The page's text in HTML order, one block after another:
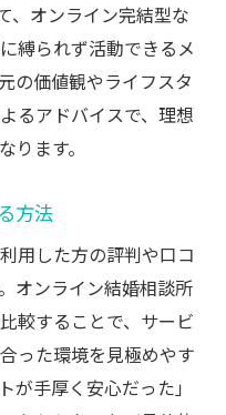
、オンライン完結型な
縛られず活動できるメ
の価値観やライフスタ
るアドバイスで、理想
ります。
方法
用した方の評判や口コ
オンライン結婚相談所
較することで、サービ
った環境を見極めやす
が手厚く安心だった」